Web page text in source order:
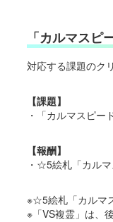
「カルマスピ
対応する課題のク
【課題】
・「カルマスピー
【報酬】
・☆5絵札「カルマ
※☆5絵札「カルマ
※「VS複霊」は、